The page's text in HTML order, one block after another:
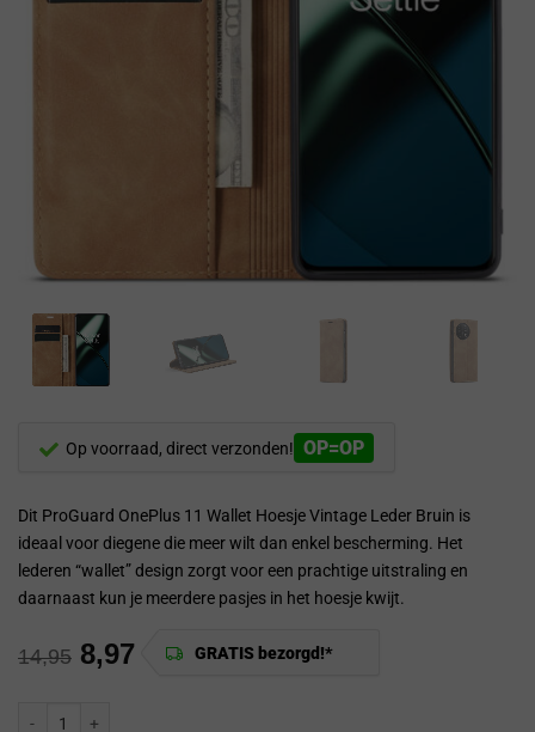
Op voorraad, direct verzonden! OP=OP
Dit ProGuard OnePlus 11 Wallet Hoesje Vintage Leder Bruin is
ideaal voor diegene die meer wilt dan enkel bescherming. Het
lederen “wallet” design zorgt voor een prachtige uitstraling en
daarnaast kun je meerdere pasjes in het hoesje kwijt.
GRATIS bezorgd!*
14,95 8,97